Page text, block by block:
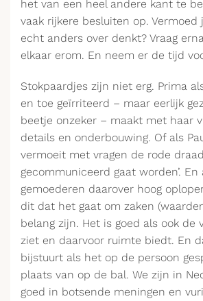
het van een heel andere kant te
vaak rijkere besluiten op.
echt anders over denkt? Vraag
elkaar erom. En neem er de tijd
Stokpaardjes zijn niet erg. Prima
en toe geïrriteerd – maar eerlijk
beetje onzeker – maakt met haar
details en onderbouwing. Of als
vermoeit met vragen de rode
gecommuniceerd gaat worden’. En
gemoederen daarover hoog
dit dat het gaat om zaken
belang zijn. Het is goed als ook de
ziet en daarvoor ruimte biedt. En
bijstuurt als het op de persoon
plaats van op de bal. We zijn in
goed in botsende meningen en